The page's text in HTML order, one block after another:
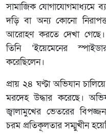
সামাজিক যোগাযোগমাধ্যমে
দড়ি বা অন্য কোনো
আরোহণ করতে দেখা গেছে।
তিনি ‘ইয়েমেনের
করেছিলেন।
প্রায় ২৪ ঘণ্টা অভিযান
মরদেহ উদ্ধার করেছে।
জ্বালামুখের ভেতরের
চরম প্রতিকূলতার সম্মুখীন